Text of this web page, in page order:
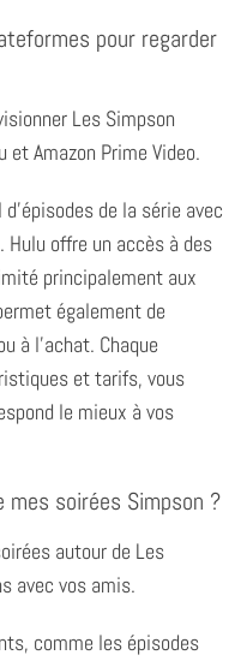
pour regarder
Les Simpson
Amazon Prime Video.
de la série avec
Hulu offre un accès à des
principalement aux
également de
à l’achat. Chaque
et tarifs, vous
le mieux à vos
mes soirées Simpson ?
autour de Les
avec vos amis.
comme les épisodes